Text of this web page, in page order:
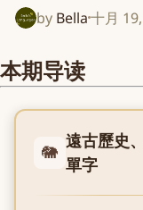
by Bella十月
本期导读
🐘
遠古歷史
單字